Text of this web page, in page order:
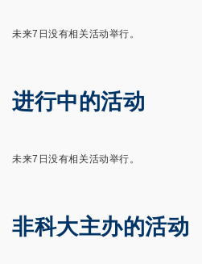
未来7日没有相关活动举行。
进行中的活动
未来7日没有相关活动举行。
非科大主办的活动